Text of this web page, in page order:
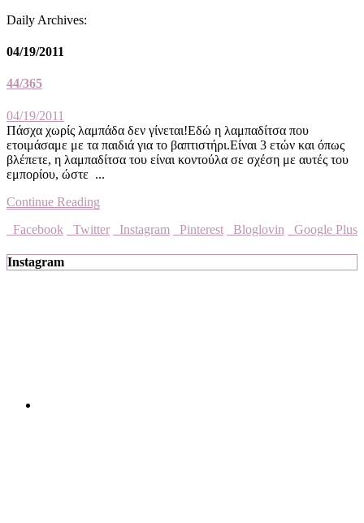
Daily Archives:
04/19/2011
44/365
04/19/2011
Πάσχα χωρίς λαμπάδα δεν γίνεται!Εδώ η λαμπαδίτσα που
ετοιμάσαμε με τα παιδιά για το βαπτιστήρι.Είναι 3 ετών και όπως
βλέπετε, η λαμπαδίτσα του είναι κοντούλα σε σχέση με αυτές του
εμπορίου, ώστε ...
Continue Reading
Facebook
Twitter Instagram Pinterest Bloglovin Google Plus
Instagram